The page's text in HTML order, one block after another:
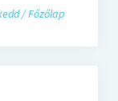
/ Főzőlap